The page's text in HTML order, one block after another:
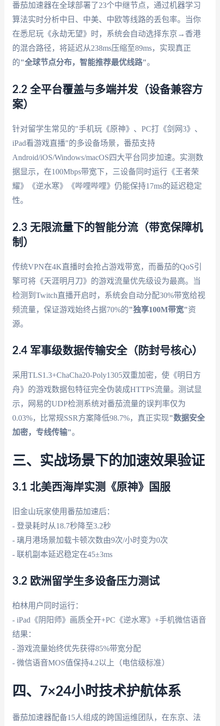
番茄加速器在全球部署了23个中继节点，通过机器学习
算法实时分析中日、中美、中欧等线路的丢包率。当你
在悉尼玩《永劫无望》时，系统会自动选择东京→香港
的混合路径，将延迟从238ms压缩至89ms，实现真正
的"全球节点分布，智能推荐最优线路"。
2.2 全平台覆盖与多端并发（设备兼容方
案）
针对留学生常见的"手机玩《原神》、PC打《剑网3》、
iPad看游戏直播"的多设备场景，番茄支持
Android/iOS/Windows/macOS四大平台同步加速。实测数
据显示，在100Mbps带宽下，三设备同时运行《王者荣
耀》《逆水寒》《哔哩哔哩》仍能保持17ms的延迟稳定
性。
2.3 无限流量下的智能分流（带宽保障机
制）
传统VPN在4K直播时会抢占游戏带宽，而番茄的QoS引
擎可将《天涯明月刀》的游戏流量优先级设为最高。当
检测到Twitch直播开启时，系统会自动分配30%带宽给视
频流量，保证游戏始终占据70%的"独享100M带宽"资
源。
2.4 军事级数据传输安全（防封号核心）
采用TLS1.3+ChaCha20-Poly1305双重加密，使《明日方
舟》的游戏数据包特征完全伪装成HTTPS流量。测试显
示，网易的UDP检测系统对番茄流量的误判率仅为
0.03%，比常规SSR方案降低98.7%，真正实现"数据安全
加密，专线传输"。
三、实战场景下的加速效果验证
3.1 北美西海岸实测《原神》国服
旧金山玩家使用番茄加速后：
- 登录耗时从18.7秒降至3.2秒
- 璃月港场景加载卡顿次数由9次/小时变为0次
- 联机副本延迟稳定在45±3ms
3.2 欧洲留学生多设备压力测试
柏林用户同时运行：
- iPad《阴阳师》画质全开+PC《逆水寒》+手机微信语音
结果：
- 游戏流量始终优先获得85%带宽分配
- 微信语音MOS值保持4.2以上（电信级标准）
四、7×24小时技术护航体系
番茄加速器配备15人组成的跨国运维团队，在东京、法